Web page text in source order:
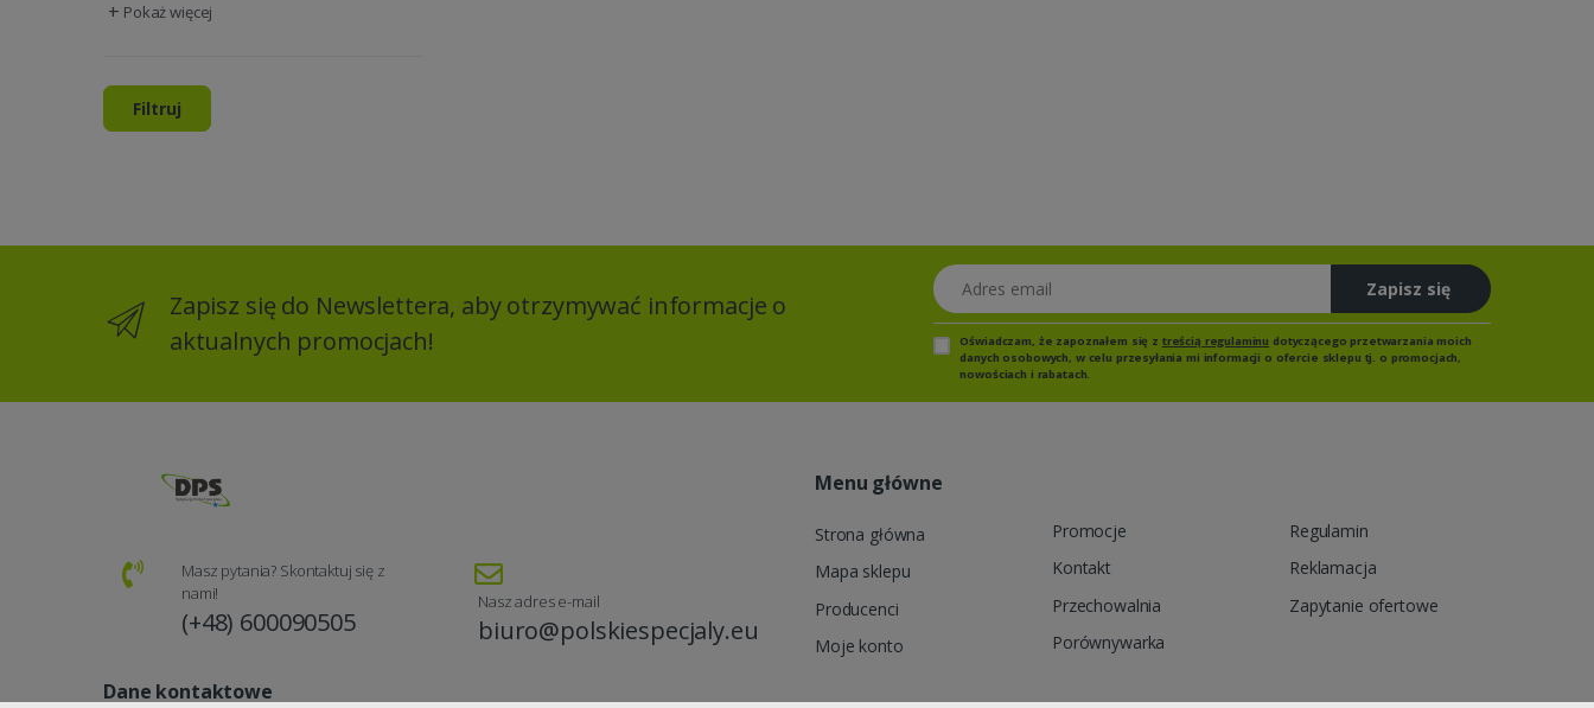
+ Pokaż więcej
Filtruj
Zapisz się do Newslettera, aby otrzymywać informacje o
aktualnych promocjach!
Adres email
Zapisz się
Oświadczam, że zapoznałem się z treścią regulaminu dotyczącego przetwarzania moich
danych osobowych, w celu przesyłania mi informacji o ofercie sklepu tj. o promocjach,
nowościach i rabatach.
Masz pytania? Skontaktuj się z
nami!
(+48) 600090505
Nasz adres e-mail
biuro@polskiespecjaly.eu
Dane kontaktowe
Menu główne
Strona główna
Mapa sklepu
Producenci
Moje konto
Promocje
Kontakt
Przechowalnia
Porównywarka
Regulamin
Reklamacja
Zapytanie ofertowe